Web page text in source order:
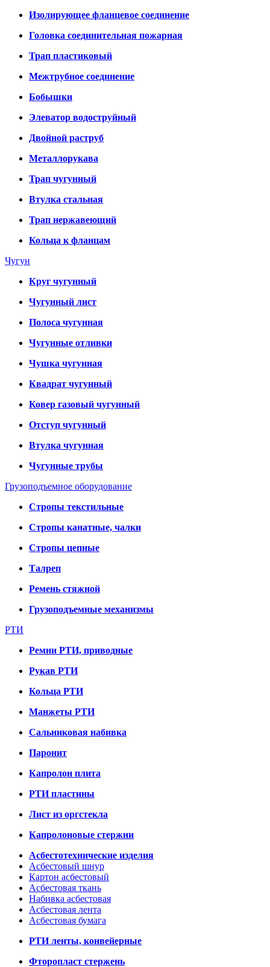
Изолирующее фланцевое соединение
Головка соединительная пожарная
Трап пластиковый
Межтрубное соединение
Бобышки
Элеватор водоструйный
Двойной раструб
Металлорукава
Трап чугунный
Втулка стальная
Трап нержавеющий
Кольца к фланцам
Чугун
Круг чугунный
Чугунный лист
Полоса чугунная
Чугунные отливки
Чушка чугунная
Квадрат чугунный
Ковер газовый чугунный
Отступ чугунный
Втулка чугунная
Чугунные трубы
Грузоподъемное оборудование
Стропы текстильные
Стропы канатные, чалки
Стропы цепные
Талреп
Ремень стяжной
Грузоподъемные механизмы
РТИ
Ремни РТИ, приводные
Рукав РТИ
Кольца РТИ
Манжеты РТИ
Сальниковая набивка
Паронит
Капролон плита
РТИ пластины
Лист из оргстекла
Капролоновые стержни
Асбестотехнические изделия
Асбестовый шнур
Картон асбестовый
Асбестовая ткань
Набивка асбестовая
Асбестовая лента
Асбестовая бумага
РТИ ленты, конвейерные
Фторопласт стержень